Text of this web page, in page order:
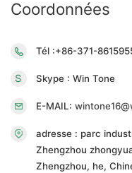
Coordonnées
Tél :+86-371-
Skype : Win Tone
E-MAIL:
adresse : parc
Zhengzhou
Zhengzhou, he,